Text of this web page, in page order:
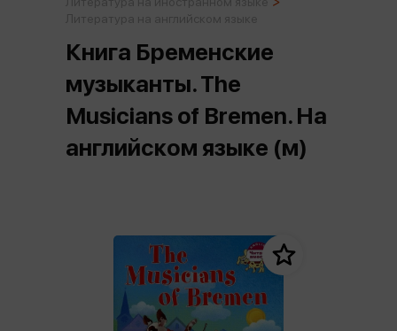
Книга Бременские
музыканты. The
Musicians of Bremen. На
английском языке (м)